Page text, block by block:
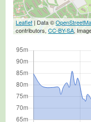
Leaflet | Data ©
contributors,CC-BY-SA,